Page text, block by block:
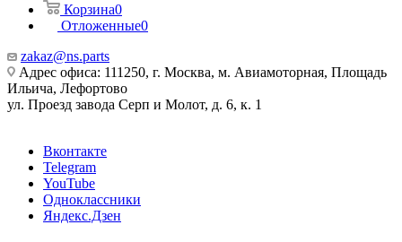
Корзина0
Отложенные0
zakaz@ns.parts
Адрес офиса: 111250, г. Москва, м. Авиамоторная, Площадь
Ильича, Лефортово
ул. Проезд завода Серп и Молот, д. 6, к. 1
Вконтакте
Telegram
YouTube
Одноклассники
Яндекс.Дзен